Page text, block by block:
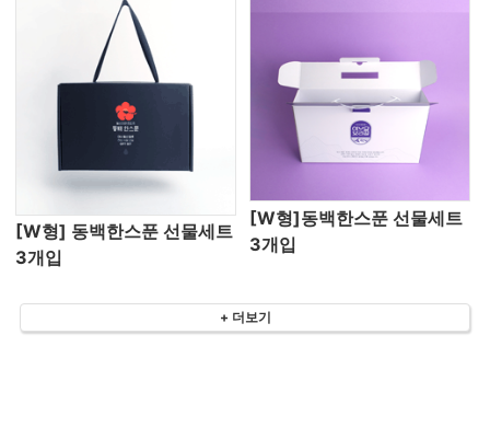
[W형] 동백한스푼 선물세트
3개입
[W형]동백한스푼 선물세트
3개입
+ 더보기